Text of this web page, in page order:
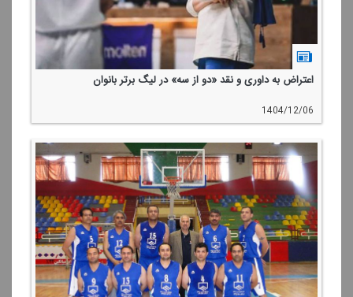
اعتراض به داوری و نقد «دو از سه» در لیگ برتر بانوان
1404/12/06